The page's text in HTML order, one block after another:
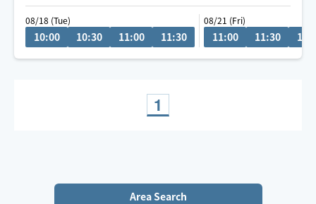
こんにちは😃
セラピストとヨガインストラクターの二刀流！なほと申
します🙏
08/18 (Tue)
10:00 10:30 11:00 11:30
08/21 (Fri)
11:00 11:30
1
Area Search